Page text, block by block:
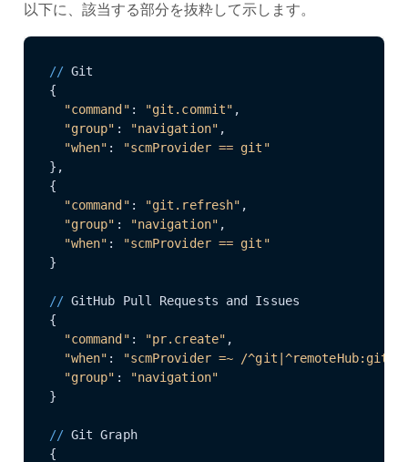
以下に、該当する部分を抜粋して示します。
// Git
{
"command" : "git.commit" ,
"group" : "navigation" ,
"when" :
"scmProvider == git"
},
{
"command" : "git.refresh" ,
"group" : "navigation" ,
"when" :
"scmProvider == git"
}
// GitHub Pull Requests and Issues
{
"command" : "pr.create" ,
"when" :
"scmProvider =~ /
"group" :
"navigation"
}
// Git Graph
{